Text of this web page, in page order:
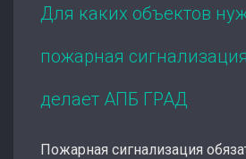
Для каких объектов
пожарная
делает АПБ ГРАД
Пожарная сигнализация